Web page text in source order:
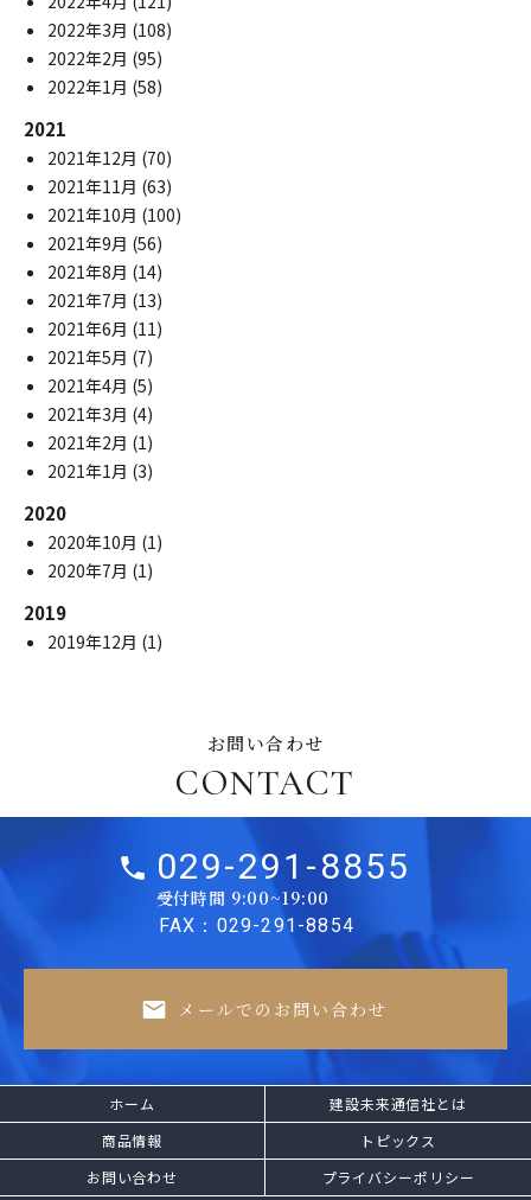
2022年3月 (108)
2022年2月 (95)
2022年1月 (58)
2021
2021年12月 (70)
2021年11月 (63)
2021年10月 (100)
2021年9月 (56)
2021年8月 (14)
2021年7月 (13)
2021年6月 (11)
2021年5月 (7)
2021年4月 (5)
2021年3月 (4)
2021年2月 (1)
2021年1月 (3)
2020
2020年10月 (1)
2020年7月 (1)
2019
2019年12月 (1)
お問い合わせ
CONTACT
029-291-8855
受付時間 9:00~19:00
FAX：029-291-8854
メールでのお問い合わせ
ホーム
建設未来通信社とは
商品情報
トピックス
お問い合わせ
プライバシーポリシー